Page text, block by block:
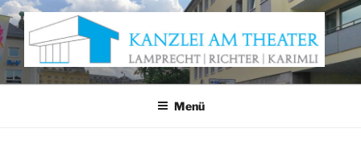
Zum
Inhalt
springen
KANZLEI AM THEATER
Anwaltskanzlei Würzburg
Menü